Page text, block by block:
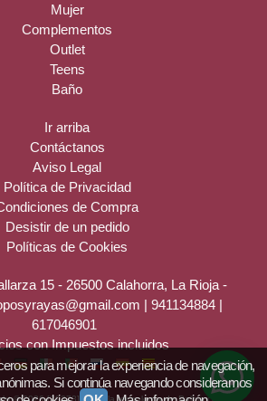
Mujer
Complementos
Outlet
Teens
Baño
Ir arriba
Contáctanos
Aviso Legal
Política de Privacidad
de Compra
Desistir de un pedido
Políticas de Cookies
15 - 26500 Calahorra, La Rioja -
| 941134884 |
617046901
con Impuestos incluidos
© 2026 [39373] - Con la tecnología de Palbin.com
para mejorar la experiencia de navegación,
Si continúa navegando consideramos